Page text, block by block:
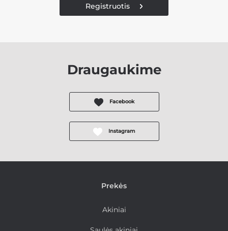
Registruotis
Draugaukime
Facebook
Instagram
Prekės
Akiniai